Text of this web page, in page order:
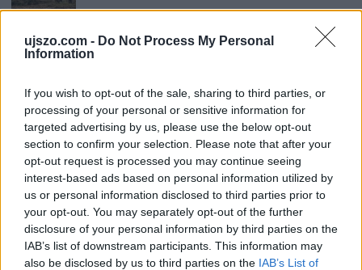
ujszo.com - Do Not Process My Personal
Information
If you wish to opt-out of the sale, sharing to third parties, or
processing of your personal or sensitive information for
targeted advertising by us, please use the below opt-out
section to confirm your selection. Please note that after your
opt-out request is processed you may continue seeing
interest-based ads based on personal information utilized by
us or personal information disclosed to third parties prior to
your opt-out. You may separately opt-out of the further
disclosure of your personal information by third parties on the
IAB’s list of downstream participants. This information may
also be disclosed by us to third parties on the IAB’s List of
Az oroszlánt egy régi ismerőse keresheti
meg váratlanul
LEGFRISSEBB GALÉRIÁK